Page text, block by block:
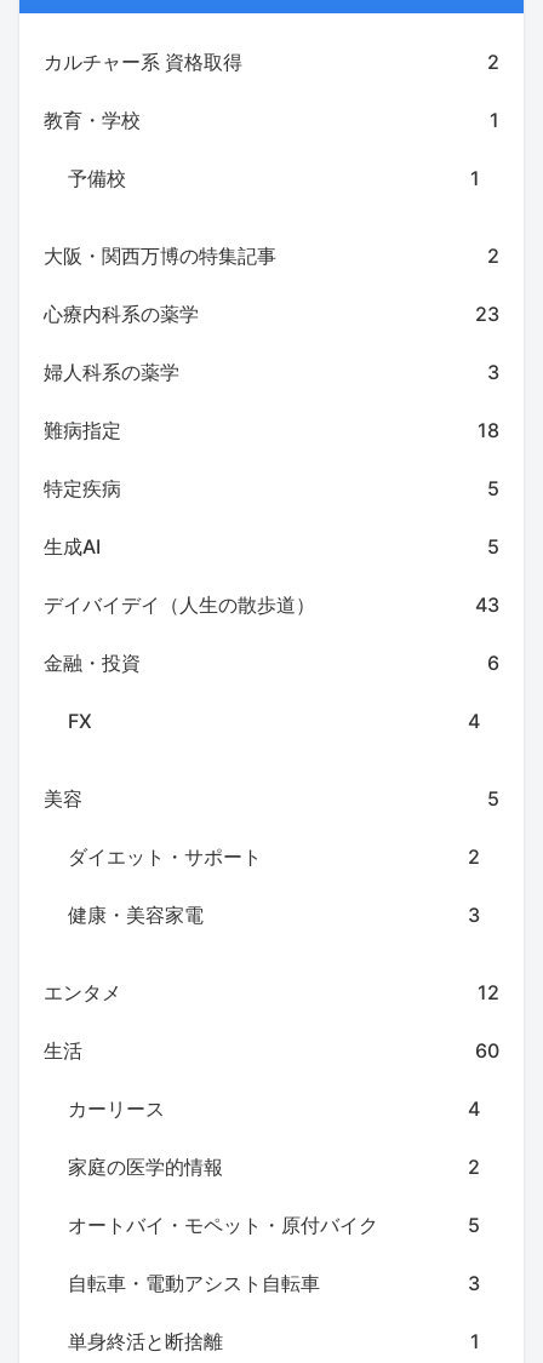
カルチャー系 資格取得 2
教育・学校 1
予備校 1
大阪・関西万博の特集記事 2
心療内科系の薬学 23
婦人科系の薬学 3
難病指定 18
特定疾病 5
生成AI 5
デイバイデイ（人生の散歩道） 43
金融・投資 6
FX 4
美容 5
ダイエット・サポート 2
健康・美容家電 3
エンタメ 12
生活 60
カーリース 4
家庭の医学的情報 2
オートバイ・モペット・原付バイク 5
自転車・電動アシスト自転車 3
単身終活と断捨離 1